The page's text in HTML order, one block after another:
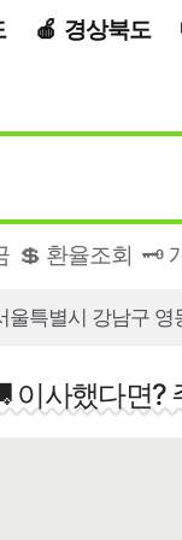
경상북도
💲 환율조회 🗝️
울특별시 강남구 영
이사했다면?